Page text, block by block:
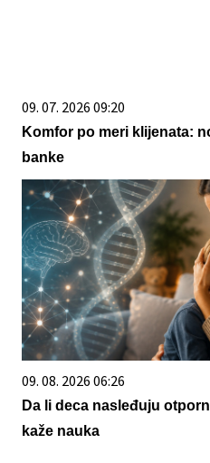
09. 07. 2026 09:20
Komfor po meri klijenata:
banke
09. 08. 2026 06:26
Da li deca nasleđuju
kaže nauka